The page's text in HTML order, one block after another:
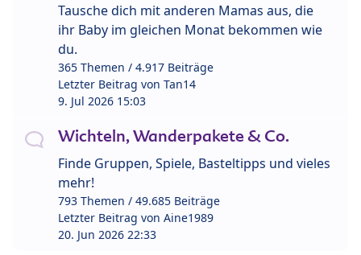
Tausche dich mit anderen Mamas aus, die
ihr Baby im gleichen Monat bekommen wie
du.
365 Themen / 4.917 Beiträge
Letzter Beitrag von Tan14
9. Jul 2026 15:03
Wichteln, Wanderpakete & Co.
Finde Gruppen, Spiele, Basteltipps und vieles
mehr!
793 Themen / 49.685 Beiträge
Letzter Beitrag von Aine1989
20. Jun 2026 22:33